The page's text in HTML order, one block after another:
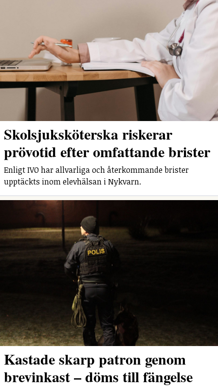
Skolsjuksköterska riskerar
prövotid efter omfattande brister
Enligt IVO har allvarliga och återkommande brister
upptäckts inom elevhälsan i Nykvarn.
Kastade skarp patron genom
brevinkast – döms till fängelse